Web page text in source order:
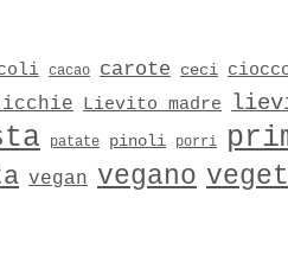
cacao carote ceci
Lievito madre
patate pinoli porri
vegan vegano